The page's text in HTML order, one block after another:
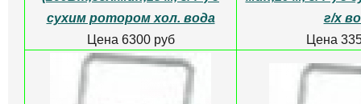
сухим ротором хол. вода
Цена 6300 руб
г/х
Цена